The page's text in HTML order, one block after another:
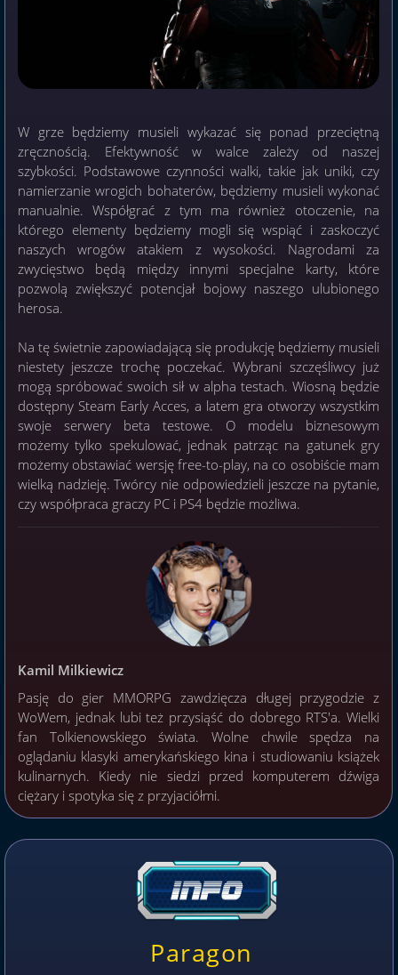
W grze będziemy musieli wykazać się ponad przeciętną
zręcznością. Efektywność w walce zależy od naszej
szybkości. Podstawowe czynności walki, takie jak uniki, czy
namierzanie wrogich bohaterów, będziemy musieli wykonać
manualnie. Współgrać z tym ma również otoczenie, na
którego elementy będziemy mogli się wspiąć i zaskoczyć
naszych wrogów atakiem z wysokości. Nagrodami za
zwycięstwo będą między innymi specjalne karty, które
pozwolą zwiększyć potencjał bojowy naszego ulubionego
herosa.
Na tę świetnie zapowiadającą się produkcję będziemy musieli
niestety jeszcze trochę poczekać. Wybrani szczęśliwcy już
mogą spróbować swoich sił w alpha testach. Wiosną będzie
dostępny Steam Early Acces, a latem gra otworzy wszystkim
swoje serwery beta testowe. O modelu biznesowym
możemy tylko spekulować, jednak patrząc na gatunek gry
możemy obstawiać wersję free-to-play, na co osobiście mam
wielką nadzieję. Twórcy nie odpowiedzieli jeszcze na pytanie,
czy współpraca graczy PC i PS4 będzie możliwa.
Kamil Milkiewicz
Pasję do gier MMORPG zawdzięcza długej przygodzie z
WoWem, jednak lubi też przysiąść do dobrego RTS'a. Wielki
fan Tolkienowskiego świata. Wolne chwile spędza na
oglądaniu klasyki amerykańskiego kina i studiowaniu książek
kulinarnych. Kiedy nie siedzi przed komputerem dźwiga
ciężary i spotyka się z przyjaciółmi.
Paragon